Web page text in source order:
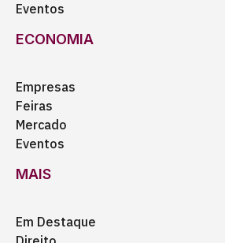
Eventos
ECONOMIA
Empresas
Feiras
Mercado
Eventos
MAIS
Em Destaque